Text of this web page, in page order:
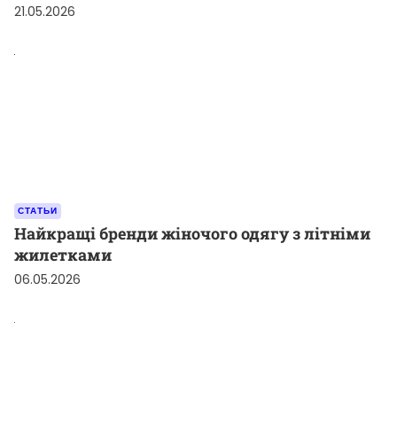
21.05.2026
СТАТЬИ
Найкращі бренди жіночого одягу з літніми
жилетками
06.05.2026